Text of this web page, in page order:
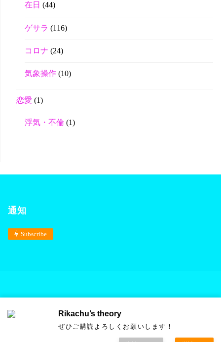
在日 (44)
ゲサラ (116)
コロナ (24)
気象操作(10)
恋愛 (1)
浮気・不倫 (1)
通知
Subscribe
Powered byAnima&WordPress.
Rikachu’s theory
ぜひご購読よろしくお願いします！